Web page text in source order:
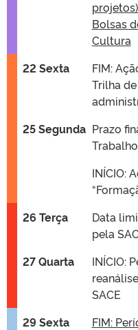
Bolsas
Cultura
22 Sexta
FIM:
Trilha
25 Segunda Prazo
INÍCIO:
26 Terça
Data
pela
27 Quarta
INÍCIO:
SACE
29 Sexta
FIM: